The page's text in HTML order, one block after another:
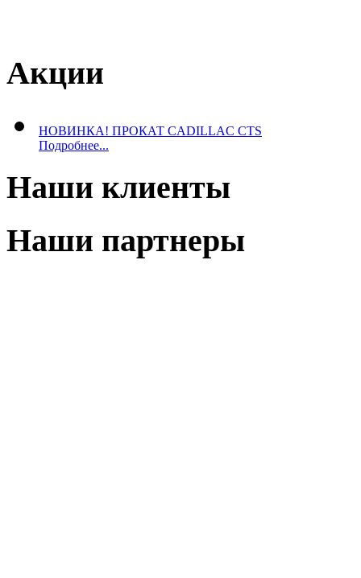
Акции
НОВИНКА! ПРОКАТ CADILLAC CTS
Подробнее...
Наши клиенты
Наши партнеры